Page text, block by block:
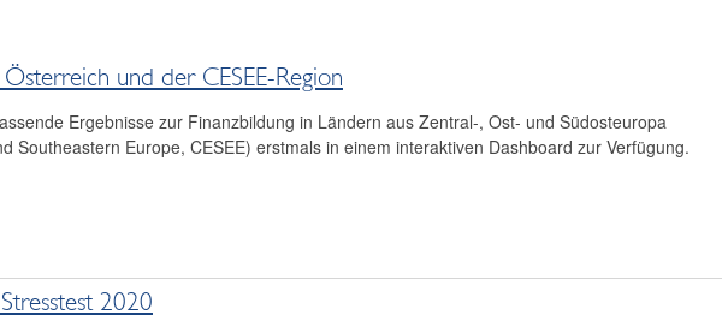
Österreich und der CESEE-Region
Ergebnisse zur Finanzbildung in Ländern aus Zentral-, Ost- und Südosteuropa
Southeastern Europe, CESEE) erstmals in einem interaktiven Dashboard zur Verfügung.
2020